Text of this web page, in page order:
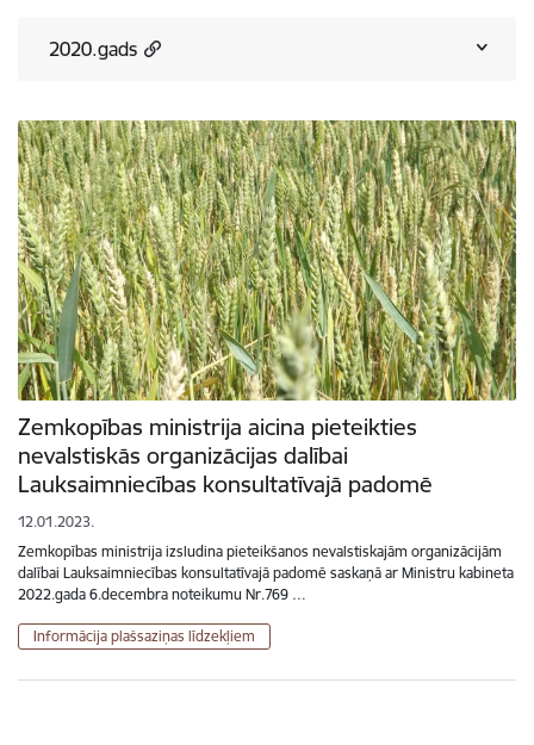
2020.gads
Zemkopības ministrija aicina pieteikties
nevalstiskās organizācijas dalībai
Lauksaimniecības konsultatīvajā padomē
12.01.2023.
Zemkopības ministrija izsludina pieteikšanos nevalstiskajām organizācijām
dalībai Lauksaimniecības konsultatīvajā padomē saskaņā ar Ministru kabineta
2022.gada 6.decembra noteikumu Nr.769 …
Informācija plašsaziņas līdzekļiem